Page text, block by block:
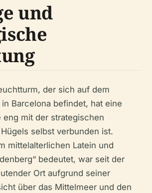
und
der sich auf dem
Barcelona befindet, hat eine
eng mit der strategischen
selbst verbunden ist.
mittelalterlichen Latein und
bedeutet, war seit der
Ort aufgrund seiner
über das Mittelmeer und den